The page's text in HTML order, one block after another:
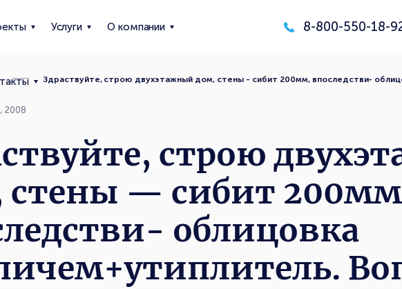
Услуги О компании 8-800-550-18-
Здраствуйте, строю двухэтажный дом, стены - сибит 200мм, впоследстви-
2008
строю
стены — сибит
облицовка